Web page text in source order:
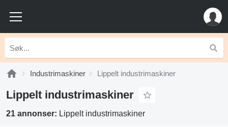
Industrimaskiner Lippelt industrimaskiner
Lippelt industrimaskiner
21 annonser: Lippelt industrimaskiner